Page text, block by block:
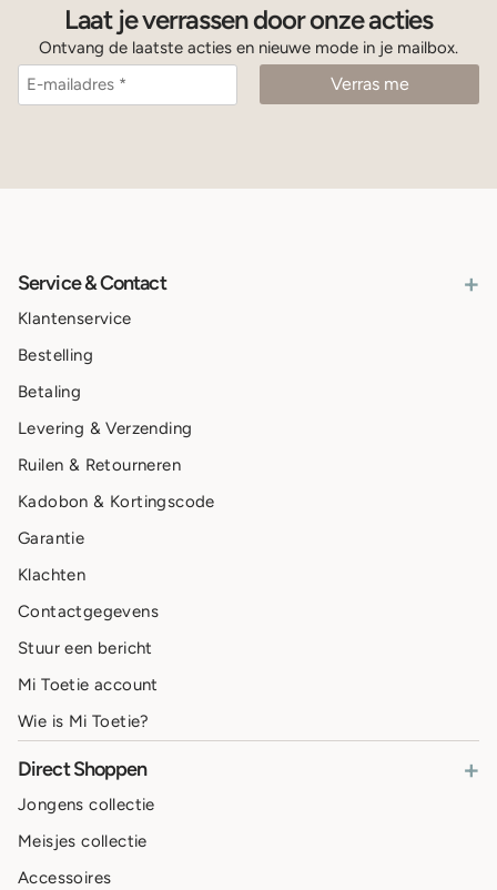
Laat je verrassen door onze acties
Ontvang de laatste acties en nieuwe mode in je mailbox.
Service & Contact +
Klantenservice
Bestelling
Betaling
Levering & Verzending
Ruilen & Retourneren
Kadobon & Kortingscode
Garantie
Klachten
Contactgegevens
Stuur een bericht
Mi Toetie account
Wie is Mi Toetie?
Direct Shoppen +
Jongens collectie
Meisjes collectie
Accessoires